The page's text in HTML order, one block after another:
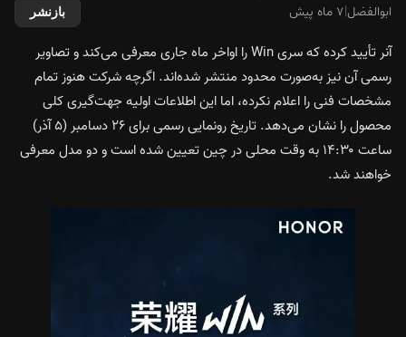
ابوالفضل|۷ ماه پیش بازنشر
آنر تأیید کرده که سری Win را اواخر ماه جاری معرفی می‌کند و تصاویر
رسمی آن نیز به‌صورت محدود منتشر شده‌اند. اگرچه شرکت هنوز تمام
مشخصات فنی را اعلام نکرده، اما این اطلاعات اولیه جهت‌گیری کلی
محصول را نشان می‌دهد. تاریخ رونمایی رسمی برای ۲۶ دسامبر (۵ آذر)
ساعت ۱۴:۳۰ به وقت محلی در چین تعیین شده است و دو مدل معرفی
خواهند شد.